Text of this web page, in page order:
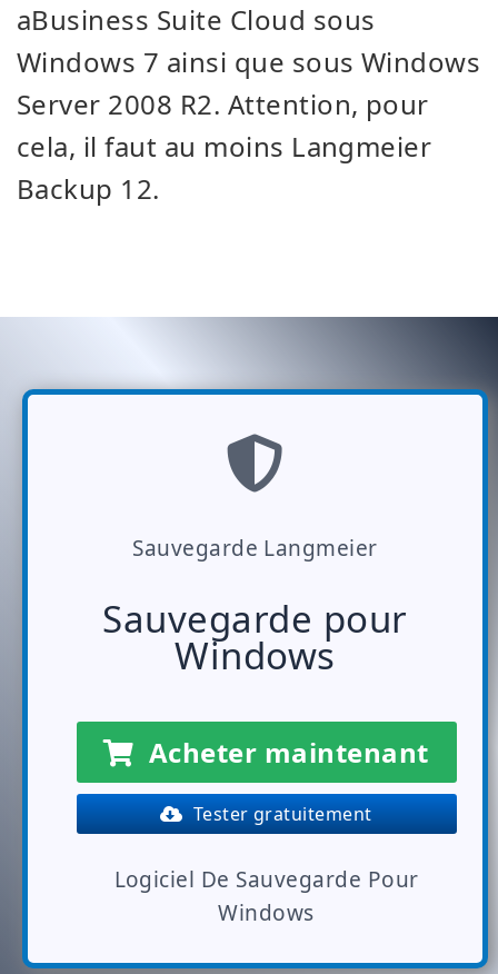
aBusiness Suite Cloud sous
Windows 7 ainsi que sous Windows
Server 2008 R2. Attention, pour
cela, il faut au moins Langmeier
Backup 12.
Sauvegarde Langmeier
Sauvegarde pour
Windows
Acheter maintenant
Tester gratuitement
Logiciel De Sauvegarde Pour
Windows